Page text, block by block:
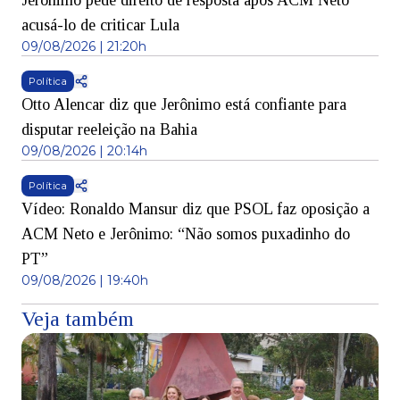
acusá-lo de criticar Lula
09/08/2026 | 21:20h
Política
Otto Alencar diz que Jerônimo está confiante para
disputar reeleição na Bahia
09/08/2026 | 20:14h
Política
Vídeo: Ronaldo Mansur diz que PSOL faz oposição a
ACM Neto e Jerônimo: “Não somos puxadinho do
PT”
09/08/2026 | 19:40h
Veja também